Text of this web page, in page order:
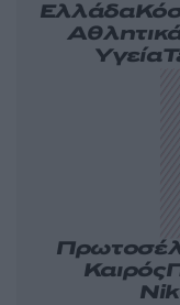
Ελλάδα
Υγεία
Καιρός